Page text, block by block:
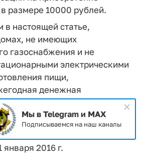
размере 10000 рублей.
настоящей статье,
не имеющих
газоснабжения и не
электрическими
пищи,
денежная
сжиженного газа
января 2016 г.
Мы в Telegram и MAX
Подписываемся на наш каналы